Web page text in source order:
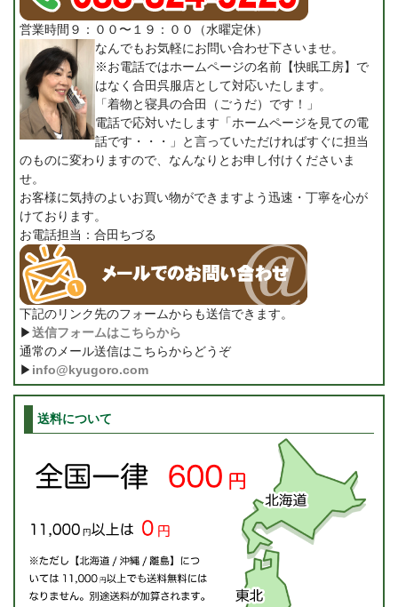
営業時間９：００〜１９：００（水曜定休）
なんでもお気軽にお問い合わせ下さいませ。
※お電話ではホームページの名前【快眠工房】で
はなく合田呉服店として対応いたします。
「着物と寝具の合田（ごうだ）です！」
電話で応対いたします「ホームページを見ての電
話です・・・」と言っていただければすぐに担当
のものに変わりますので、なんなりとお申し付けくださいま
せ。
お客様に気持のよいお買い物ができますよう迅速・丁寧を心が
けております。
お電話担当：合田ちづる
下記のリンク先のフォームからも送信できます。
▶送信フォームはこちらから
通常のメール送信はこちらからどうぞ
▶ info@kyugoro.com
送料について